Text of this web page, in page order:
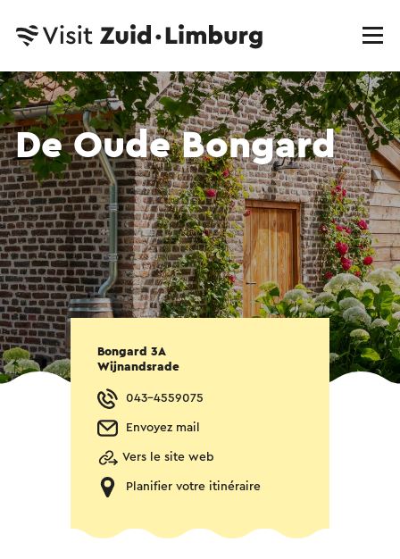
De Oude Bongard
Bongard 3A
Wijnandsrade
043-4559075
Envoyez mail
Vers le site web
Planifier votre itinéraire